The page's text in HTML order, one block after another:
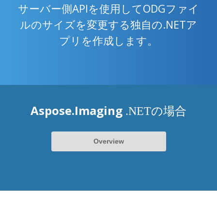
サーバー側APIを使用してODGファイ
ルのサイズを変更する独自の.NETア
プリを作成します。
Aspose.Imaging .NETの場合
Overview